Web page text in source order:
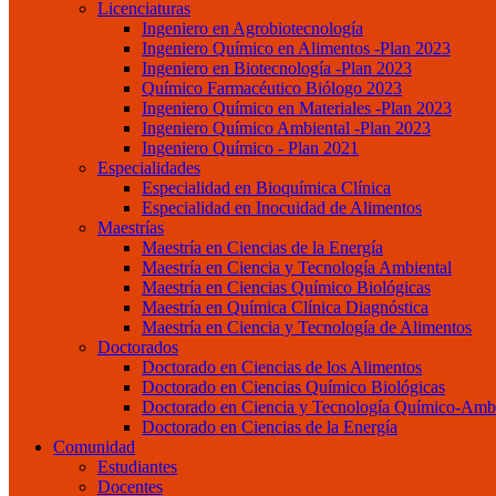
Licenciaturas
Ingeniero en Agrobiotecnología
Ingeniero Químico en Alimentos -Plan 2023
Ingeniero en Biotecnología -Plan 2023
Químico Farmacéutico Biólogo 2023
Ingeniero Químico en Materiales -Plan 2023
Ingeniero Químico Ambiental -Plan 2023
Ingeniero Químico - Plan 2021
Especialidades
Especialidad en Bioquímica Clínica
Especialidad en Inocuidad de Alimentos
Maestrías
Maestría en Ciencias de la Energía
Maestría en Ciencia y Tecnología Ambiental
Maestría en Ciencias Químico Biológicas
Maestría en Química Clínica Diagnóstica
Maestría en Ciencia y Tecnología de Alimentos
Doctorados
Doctorado en Ciencias de los Alimentos
Doctorado en Ciencias Químico Biológicas
Doctorado en Ciencia y Tecnología Químico-
Doctorado en Ciencias de la Energía
Comunidad
Estudiantes
Docentes